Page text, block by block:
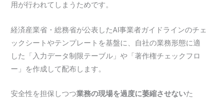
用が行われてしまうためです。
経済産業省・総務省が公表したAI事業者ガイドラインのチェ
ックシートやテンプレートを基盤に、自社の業務形態に適
した「入力データ制限テーブル」や「著作権チェックフロ
ー」を作成して配布します。
安全性を担保しつつ業務の現場を過度に萎縮させないた